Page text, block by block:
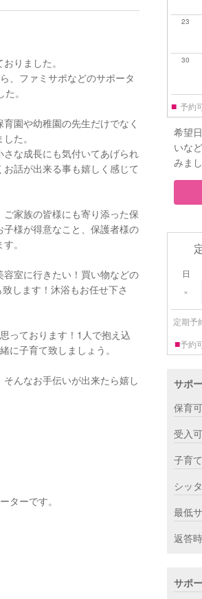
りました。
、ファミサポなどのサポータ
。
園や幼稚園の先生だけでなく
た。
な成長にも気付いてあげられ
話が出来る事も嬉しく感じて
家族の皆様にも寄り添った保
様が得意なこと、保護者様の
。
室に行きたい！買い物などの
します！沐浴もお任せ下さ
っております！1人で抱え込
に子育て致しましょう。
んなお手伝いが出来たら嬉し
ターです。
23
30
■ 予約
希望
いな
みま
日
×
定期予
■予約
サポ
保育
受入
子育
シッ
最低
返答
サポ